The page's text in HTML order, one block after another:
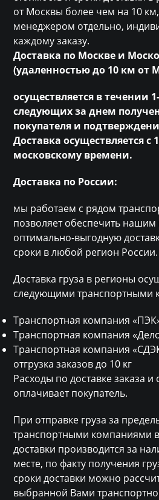
от Москвы более чем на 10
менеджером отдельно,
каждому заказу.
Доставка по Москве и
(удаленностью до 10 км от
осуществляется в течении
следующих за днем
покупателя и
Доставка осуществляется с
московскому времени.
Доставка по России:
мы работаем с рядом
позволяет обеспечить нашим
оптимально-выгодную
сроки в любой регион России.
Доставка груза в регионы
следующими транспортными
Транспортная компания
Транспортная компания
Транспортная компания
отгрузка заказов до 10 кг
Расходы по доставке заказа и
оплачивает покупатель.
При отправке груза за
транспортными компаниями
доставки производится за
месте, по факту получения
сроки доставки можно
выбранной Вами